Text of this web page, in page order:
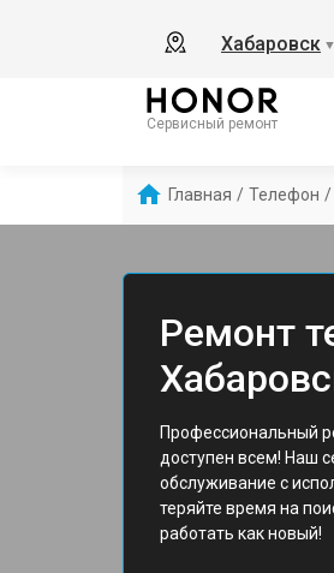
Хабаровск ▼
Сервисный ремонт
Главная / Телефон /
Ремонт
Профессиональный
доступен всем! Наш
обслуживание с
теряйте время на
работать как новый!